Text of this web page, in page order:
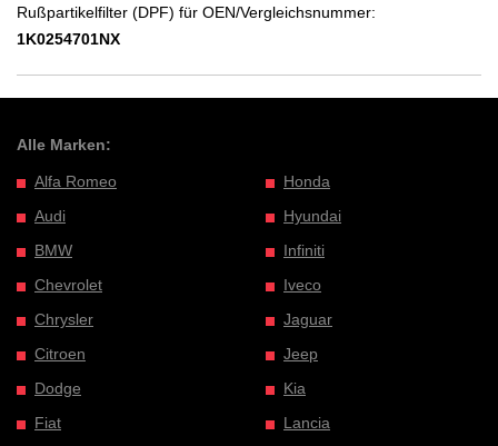
Rußpartikelfilter (DPF) für OEN/Vergleichsnummer:
1K0254701NX
Alle Marken:
Alfa Romeo
Audi
BMW
Chevrolet
Chrysler
Citroen
Dodge
Fiat
Honda
Hyundai
Infiniti
Iveco
Jaguar
Jeep
Kia
Lancia